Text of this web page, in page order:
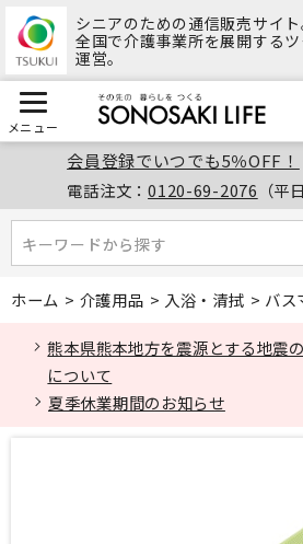
シニアのための通信販売サイト
全国で介護事業所を展開する
運営。
メニュー
会員登録でいつでも5％OFF！
電話注文：0120-69-2076 （平
キーワードから探す
キーワードから探す
ホーム > 介護用品 > 入浴・清拭 > バス
熊本県熊本地方を震源とする地震
について
夏季休業期間のお知らせ